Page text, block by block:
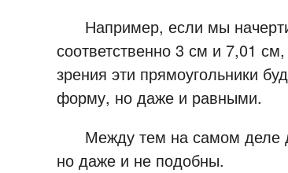
Например, если мы
соответственно 3 см и 7,01
зрения эти прямоугольники
форму, но даже и равными.
Между тем на самом деле
но даже и не подобны.